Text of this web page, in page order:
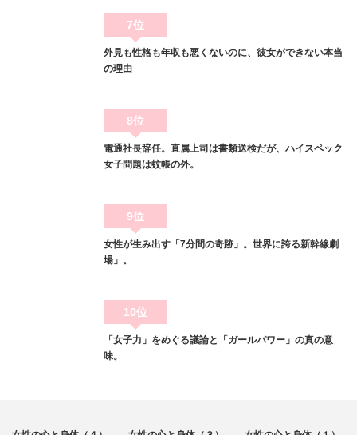
7位
外見も性格も年収も悪くないのに、彼女ができない本当
の理由
8位
電通社長辞任。直属上司は書類送検だが、ハイスペック
女子問題は蚊帳の外。
9位
女性が生み出す「7分間の奇跡」。世界に誇る新幹線劇
場」。
10位
「女子力」をめぐる議論と「ガールパワー」の真の意
味。